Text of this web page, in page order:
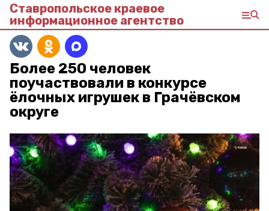
Ставропольское краевое
информационное агентство
Более 250 человек
поучаствовали в конкурсе
ёлочных игрушек в Грачёвском
округе